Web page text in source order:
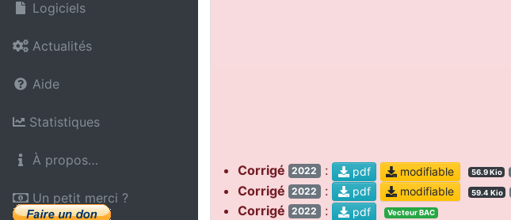
Logiciels
Actualités
Aide
Statistiques
À propos…
Un petit merci ?
Corrigé 2022 : pdf modifiable 56.9 Kio
Corrigé 2022 : pdf modifiable 59.4 Kio
Corrigé 2022 : pdf Vecteur BAC